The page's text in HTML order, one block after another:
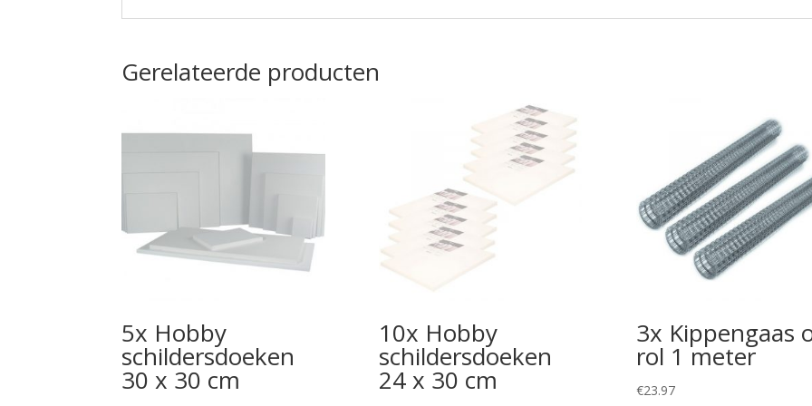
Gerelateerde producten
5x Hobby
schildersdoeken
30 x 30 cm
10x Hobby
schildersdoeken
24 x 30 cm
3x Kippengaas
rol 1 meter
€23.97